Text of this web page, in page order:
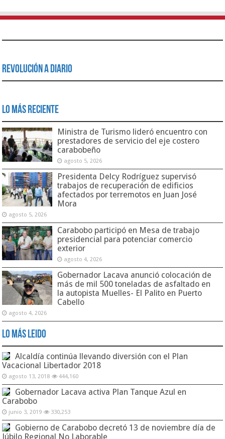
Revolución a Diario
Lo Más Reciente
Ministra de Turismo lideró encuentro con
prestadores de servicio del eje costero
carabobeño
agosto 5, 2026
Presidenta Delcy Rodríguez supervisó
trabajos de recuperación de edificios
afectados por terremotos en Juan José
Mora
agosto 5, 2026
Carabobo participó en Mesa de trabajo
presidencial para potenciar comercio
exterior
agosto 4, 2026
Gobernador Lacava anunció colocación de
más de mil 500 toneladas de asfaltado en
la autopista Muelles- El Palito en Puerto
Cabello
agosto 4, 2026
Lo Más Leido
Alcaldía continúa llevando diversión con el Plan
Vacacional Libertador 2018
agosto 13, 2018 444,160
Gobernador Lacava activa Plan Tanque Azul en
Carabobo
junio 3, 2019 330,253
Gobierno de Carabobo decretó 13 de noviembre día de
Júbilo Regional No Laborable